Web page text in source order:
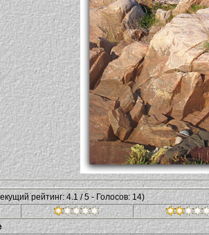
рейтинг: 4.1 / 5 - Голосов: 14)